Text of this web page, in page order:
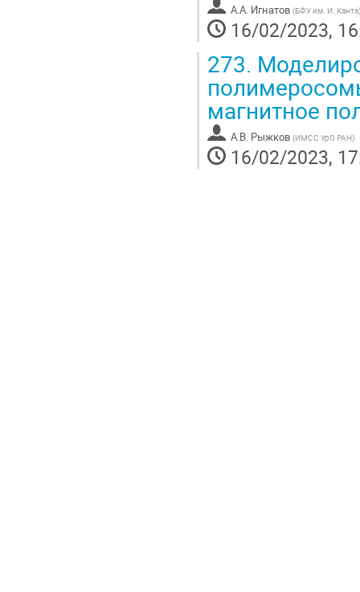
А.А. Игнатов (БФУ им. И. Канта)
16/02/2023,
273.
магнитное
А.В. Рыжков (ИМСС УрО РАН)
16/02/2023,